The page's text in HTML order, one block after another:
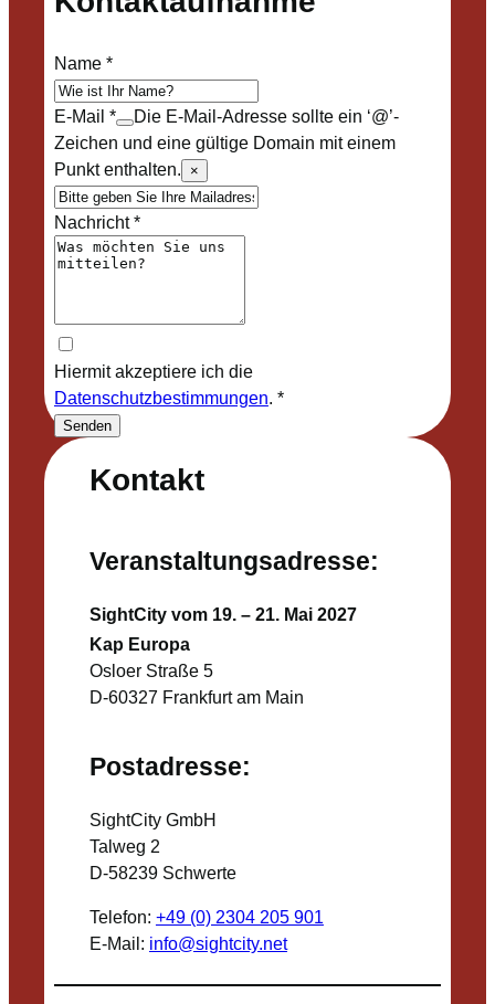
Kontakt
Veranstaltungsadresse:
SightCity vom 19. – 21. Mai 2027
Kap Europa
Osloer Straße 5
D-60327 Frankfurt am Main
Postadresse:
SightCity GmbH
Talweg 2
D-58239 Schwerte
Telefon: +49 (0) 2304 205 901
E-Mail: info@sightcity.net
Name*
E-Mail *
Die E-Mail-Adresse sollte ein ‘@’-
Zeichen und eine gültige Domain mit einem
Punkt enthalten.
×
Nachricht*
Hiermit akzeptiere ich die
Datenschutzbestimmungen *
Senden